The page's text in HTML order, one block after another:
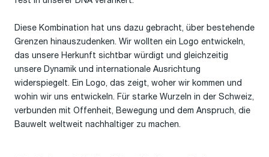
Diese Kombination hat uns dazu gebracht, über bestehende
Grenzen hinauszudenken. Wir wollten ein Logo entwickeln,
das unsere Herkunft sichtbar würdigt und gleichzeitig
unsere Dynamik und internationale Ausrichtung
widerspiegelt. Ein Logo, das zeigt, woher wir kommen und
wohin wir uns entwickeln. Für starke Wurzeln in der Schweiz,
verbunden mit Offenheit, Bewegung und dem Anspruch, die
Bauwelt weltweit nachhaltiger zu machen.